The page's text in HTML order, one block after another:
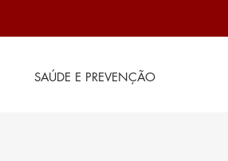
SAÚDE E PREVENÇÃO